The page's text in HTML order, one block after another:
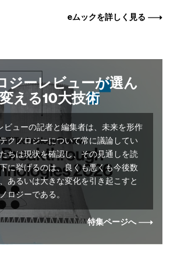
eムックを詳しく見る
ジーレビューが選ん
える10大技術
ビューの記者と編集者は、未来を形作
クノロジーについて常に議論してい
ちは現状を確認し、その見通しを読
に挙げるのは、良くも悪くも今後数
あるいは大きな変化を引き起こすと
ロジーである。
特集ページへ